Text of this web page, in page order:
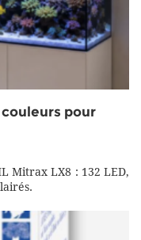
couleurs pour
Mitrax LX8 : 132 LED,